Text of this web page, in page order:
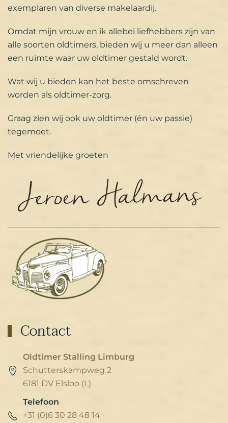
exemplaren van diverse makelaardij.
Omdat mijn vrouw en ik allebei liefhebbers zijn van
alle soorten oldtimers, bieden wij u meer dan alleen
een ruimte waar uw oldtimer gestald wordt.
Wat wij u bieden kan het beste omschreven
worden als oldtimer-zorg.
Graag zien wij ook uw oldtimer (én uw passie)
tegemoet.
Met vriendelijke groeten
Contact
Oldtimer Stalling Limburg
Schutterskampweg 2
6181 DV Elsloo (L)
Telefoon
+31 (0)6 30 28 48 14